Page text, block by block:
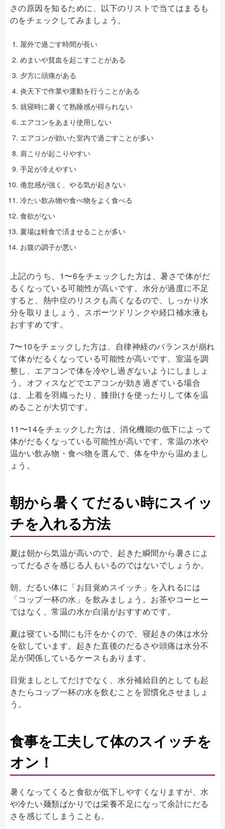
さの原因を知るために、以下のリストで当てはまるも
のをチェックしてみましょう。
屋外で過ごす時間が長い
めまいや貧血を起こすことがある
夕方に頭痛がある
炎天下で作業や運動を行うことがある
就寝時に暑くて熟睡感が得られない
エアコンをあまり使用しない
エアコンが効いた室内で過ごすことが多い
肩こりが起こりやすい
手足が冷えやすい
倦怠感が強く、やる気が起きない
冷たい飲み物や食べ物をよく食べる
食欲がない
夏場は軽食で済ませることが多い
お腹の調子が悪い
上記のうち、1〜6をチェックした方は、暑さで体がだ
るくなっている可能性が高いです。水分が過度に不足
すると、熱中症のリスクも高くなるので、しっかり水
分を取りましょう。スポーツドリンクや経口補水液も
おすすめです。
7〜10をチェックした方は、自律神経のバランスが崩れ
て体がだるくなっている可能性が高いです。室温を調
整し、エアコンで体を冷やし過ぎないようにしましょ
う。オフィスなどでエアコンが効き過ぎている場合
は、上着を羽織ったり、膝掛けを使ったりして体を温
めることが大切です。
11〜14をチェックした方は、消化機能の低下によって
体がだるくなっている可能性が高いです。常温の水や
温かい飲み物・食べ物を選んで、体を中から温めまし
ょう。
朝から暑くてだるい時にスイッ
チを入れる方法
夏は朝から気温が高いので、起きた瞬間から暑さによ
ってだるさを感じる人もいるのではないでしょうか。
朝、だるい体に「お目覚めスイッチ」を入れるには
「コップ一杯の水」を飲みましょう。お茶やコーヒー
ではなく、常温の水か白湯がおすすめです。
夏は寝ている間にも汗をかくので、寝起きの体は水分
を欲しています。起きた直後のだるさや頭痛は水分不
足が関係しているケースもあります。
目覚ましとしてだけでなく、水分補給目的としても起
きたらコップ一杯の水を飲むことを習慣化させましょ
う。
食事を工夫して体のスイッチを
オン！
暑くなってくると食欲が低下しやすくなりますが、水
や冷たい麺類ばかりでは栄養不足になって余計にだる
さを感じてしまうことも。